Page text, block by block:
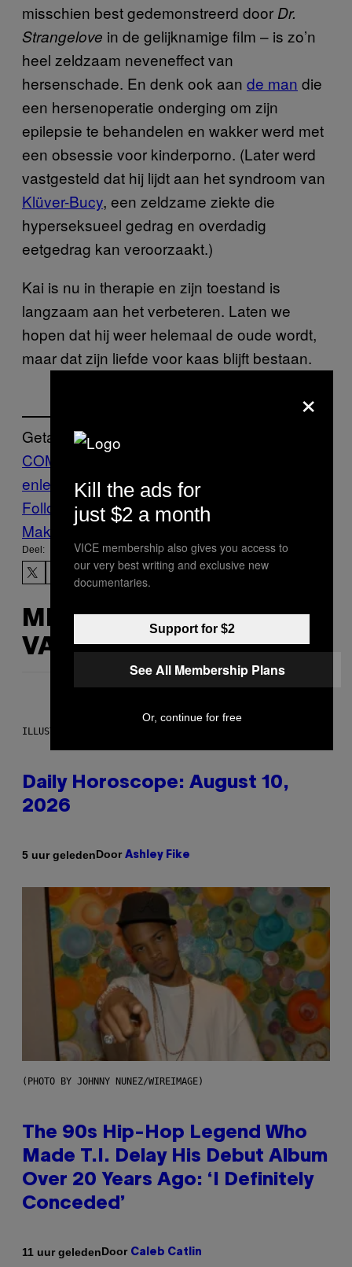
misschien best gedemonstreerd door Dr.
Strangelove in de gelijknamige film – is zo’n
heel zeldzaam neveneffect van
hersenschade. En denk ook aan de man die
een hersenoperatie onderging om zijn
epilepsie te behandelen en wakker werd met
een obsessie voor kinderporno. (Later werd
vastgesteld dat hij lijdt aan het syndroom van
Klüver-Bucy, een zeldzame ziekte die
hyperseksueel gedrag en overdadig
eetgedrag kan veroorzaakt.)
Kai is nu in therapie en zijn toestand is
langzaam aan het verbeteren. Laten we
hopen dat hij weer helemaal de oude wordt,
maar dat zijn liefde voor kaas blijft bestaan.
Getagd:
COMA
enletsel
Kaas Munchies schelden
Follow Us On Discover
Make Us Preferred In Top Stories
Deel:
MEER
VAN DIT
ILLUSTRATION BY REESA.
Daily Horoscope: August 10,
2026
5 uur geledenDoor Ashley Fike
(PHOTO BY JOHNNY NUNEZ/WIREIMAGE)
The 90s Hip-Hop Legend Who
Made T.I. Delay His Debut Album
Over 20 Years Ago: ‘I Definitely
Conceded’
11 uur geledenDoor Caleb Catlin
×
Kill the ads for
just $2 a month
VICE membership also gives you access to
our very best writing and exclusive new
documentaries.
Support for $2
See All Membership Plans
Or, continue for free